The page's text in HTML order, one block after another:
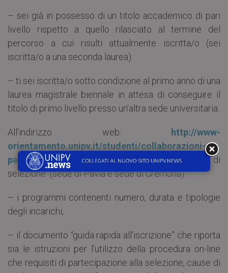
– sei già in possesso di un titolo accademico di pari
livello rispetto a quello rilasciato al termine del
percorso a cui risulti attualmente iscritta/o (sei
iscritta/o a una seconda laurea)
– ti sei iscritta/o sotto condizione al primo anno di una
laurea magistrale biennale in attesa di conseguire il
titolo di primo livello presso un’altra sede universitaria.
All’indirizzo web: http://www-
orientamento.unipv.it/studenti/collaborazioni-
part-time-studenti/sono disponibili oltre ai bandi di
selezione (sede di Pavia e sede di Cremona) :
– i programmi contenenti numero, durata e tipologie
degli incarichi,
– il documento “guida rapida all’iscrizione” che riporta
sia le istruzioni per l’utilizzo della procedura on-line
che requisiti di partecipazione alla selezione, cause di